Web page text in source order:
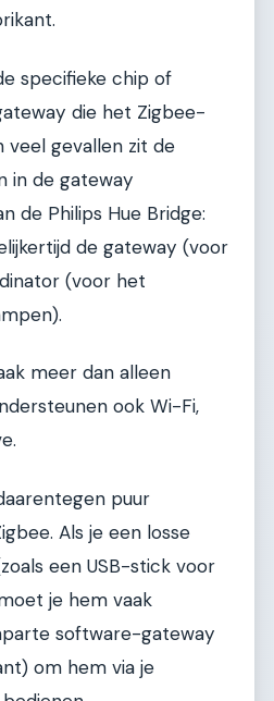
specifieke chip of
die het Zigbee-
gevallen zit de
in de gateway
de Philips Hue Bridge:
de gateway (voor
(voor het
meer dan alleen
ook Wi-Fi,
puur
Als je een losse
een USB-stick voor
je hem vaak
software-gateway
om hem via je